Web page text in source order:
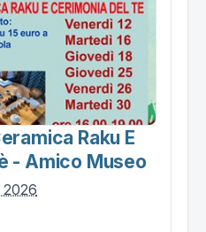
Raku E
- Amico Museo